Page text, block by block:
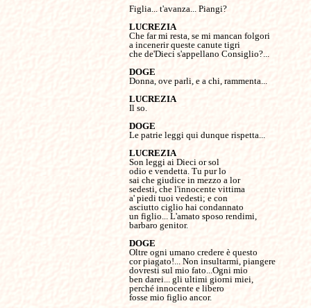
Figlia... t'avanza... Piangi?
LUCREZIA
Che far mi resta, se mi mancan folgori
a incenerir queste canute tigri
che de'Dieci s'appellano Consiglio?...
Donna, ove parli, e a chi, rammenta...
LUCREZIA
Il so.
Le patrie leggi qui dunque rispetta...
LUCREZIA
Son leggi ai Dieci or sol
odio e vendetta. Tu pur lo
sai che giudice in mezzo a lor
sedesti, che l'innocente vittima
a' piedi tuoi vedesti; e con
asciutto ciglio hai condannato
un figlio... L'amato sposo rendimi,
barbaro genitor.
Oltre ogni umano credere è questo
cor piagato!... Non insultarmi, piangere
dovresti sul mio fato...Ogni mio
ben darei... gli ultimi giorni miei,
perché innocente e libero
fosse mio figlio ancor.